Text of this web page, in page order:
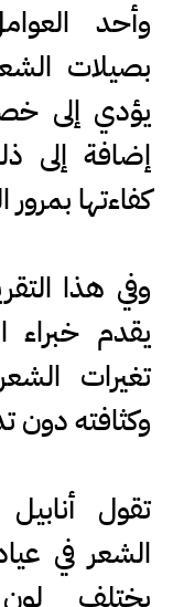
وأحد
بصيلات
يؤدي إلى
إضافة إلى
كفاءتها
وفي هذا
يقدم
تغيرات
وكثافته دون
تقول
الشعر في
يختلف لون